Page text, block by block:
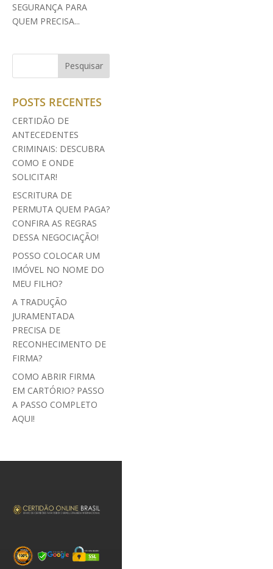
SEGURANÇA PARA
QUEM PRECISA...
POSTS RECENTES
CERTIDÃO DE
ANTECEDENTES
CRIMINAIS: DESCUBRA
COMO E ONDE
SOLICITAR!
ESCRITURA DE
PERMUTA QUEM PAGA?
CONFIRA AS REGRAS
DESSA NEGOCIAÇÃO!
POSSO COLOCAR UM
IMÓVEL NO NOME DO
MEU FILHO?
A TRADUÇÃO
JURAMENTADA
PRECISA DE
RECONHECIMENTO DE
FIRMA?
COMO ABRIR FIRMA
EM CARTÓRIO? PASSO
A PASSO COMPLETO
AQUI!